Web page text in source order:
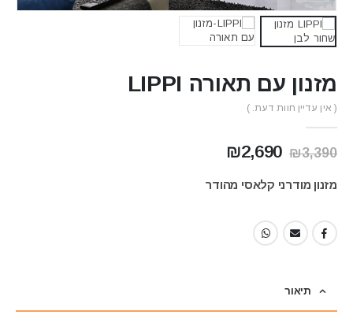
מזנון עם תאורה LIPPI
( אין עדיין חוות דעת. )
₪3,390
המחיר
היה:
₪2,690
הוא:
מזנון מודרני קלאסי מהודר
תיאור